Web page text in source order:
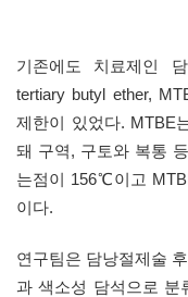
기존에도 치료제인 담
tertiary butyl ether,
제한이 있었다. MTBE
돼 구역, 구토와 복통
는점이 156℃이고
이다.
연구팀은 담낭절제술
과 색소성 담석으로 분